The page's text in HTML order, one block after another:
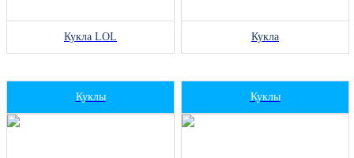
Кукла LOL Кукла
Куклы Куклы